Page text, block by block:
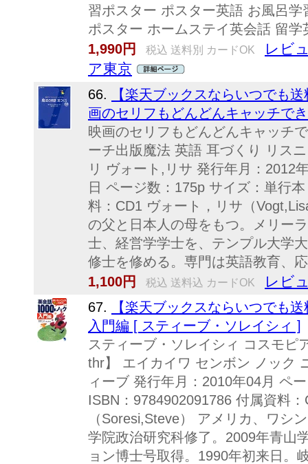
習ポスター ポスター英語 お風呂
ポスター ホームステイ英会話 留
1,990円
税込 送料別 カードOK
レビ
ア東京
66.
【楽天ブックスならいつでも
画のセリフもどんどんキャッチで
映画のセリフもどんどんキャッチ
ーチ出版魔法 英語 耳づくり リス
リ ヴォート,リサ 発行年月：2012
日 ページ数：175p サイズ：単行
料：CD1 ヴォート，リサ（
の父と日本人の母をもつ。メリー
士、経営学学士を、テンプル大学
修士を修める。専門は英語教育、
1,100円
税込 送料込 カードOK レビ
67.
【楽天ブックスならいつでも
入門編 [ スティーブ・ソレイシィ ]
スティーブ・ソレイシィ コスモピ
thr】 エイカイワ センボン ノック
ィーブ 発行年月：2010年04月 ペ
ISBN：9784902091786 付属資料
（Soresi,Steve） アメリカ、ワシ
学院政治研究科修了。2009年青山
ョン博士号取得。1990年初来日。